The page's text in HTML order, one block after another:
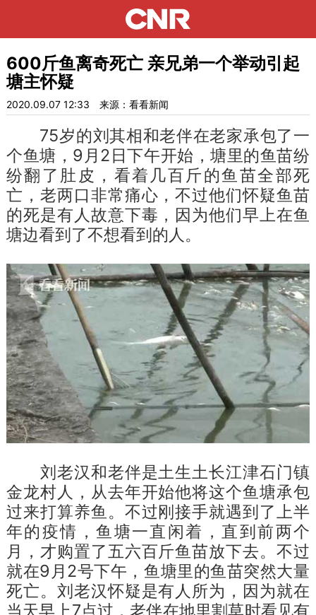
600斤鱼离奇死亡 亲兄弟一个举动引起
塘主怀疑
2020.09.07 12:33 来源：看看新闻
75岁的刘其相和老伴在老家承包了一
个鱼塘，9月2日下午开始，塘里的鱼苗纷
纷翻了肚皮，看着几百斤的鱼苗全部死
亡，老两口非常痛心，不过他们怀疑鱼苗
的死是有人故意下毒，因为他们早上在鱼
塘边看到了不想看到的人。
刘老汉和老伴是土生土长江津石门镇
金龙村人，从去年开始他将这个鱼塘承包
过来打算养鱼。不过刚接手就遇到了上半
年的疫情，鱼塘一直闲着，直到前两个
月，才购置了五六百斤鱼苗放下去。不过
就在9月2号下午，鱼塘里的鱼苗突然大量
死亡。刘老汉怀疑是有人所为，因为就在
当天早上7点过，老伴在地里割草时看见有